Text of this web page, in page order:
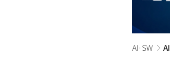
AI·SW AI